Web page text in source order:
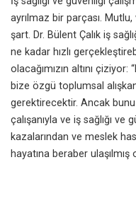
ayrılmaz bir parçası.
şart. Dr. Bülent Çalık iş
ne kadar hızlı
olacağımızın altını
bize özgü toplumsal
gerektirecektir. Ancak bunu
çalışanıyla ve iş sağlığı
kazalarından ve meslek
hayatına beraber ulaşılmış